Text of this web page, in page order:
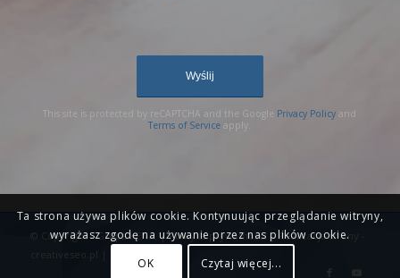
This site is protected by reCAPTCHA and the Google Privacy Policy and
Terms of Service apply.
© Copyright - Grupa KENA. |Polityka prywatności | Realizacja strony -
creativeseo.pl |
Ta strona używa plików cookie. Kontynuując przeglądanie witryny,
wyrażasz zgodę na używanie przez nas plików cookie.
OK
Czytaj więcej...